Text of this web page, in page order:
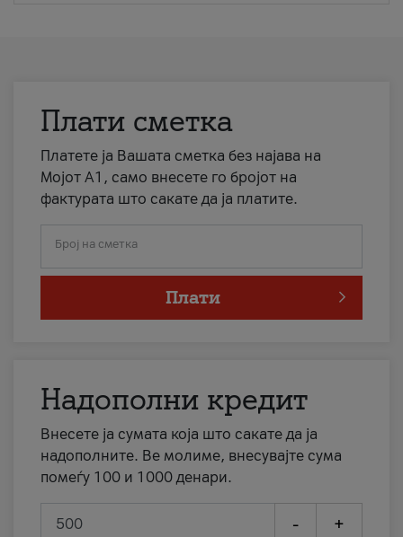
Плати сметка
Платете ја Вашата сметка без најава на
Мојот А1, само внесете го бројот на
фактурата што сакате да ја платите.
Број на сметка
Плати
Надополни кредит
Внесете ја сумата која што сакате да ја
надополните. Ве молиме, внесувајте сума
помеѓу 100 и 1000 денари.
- +